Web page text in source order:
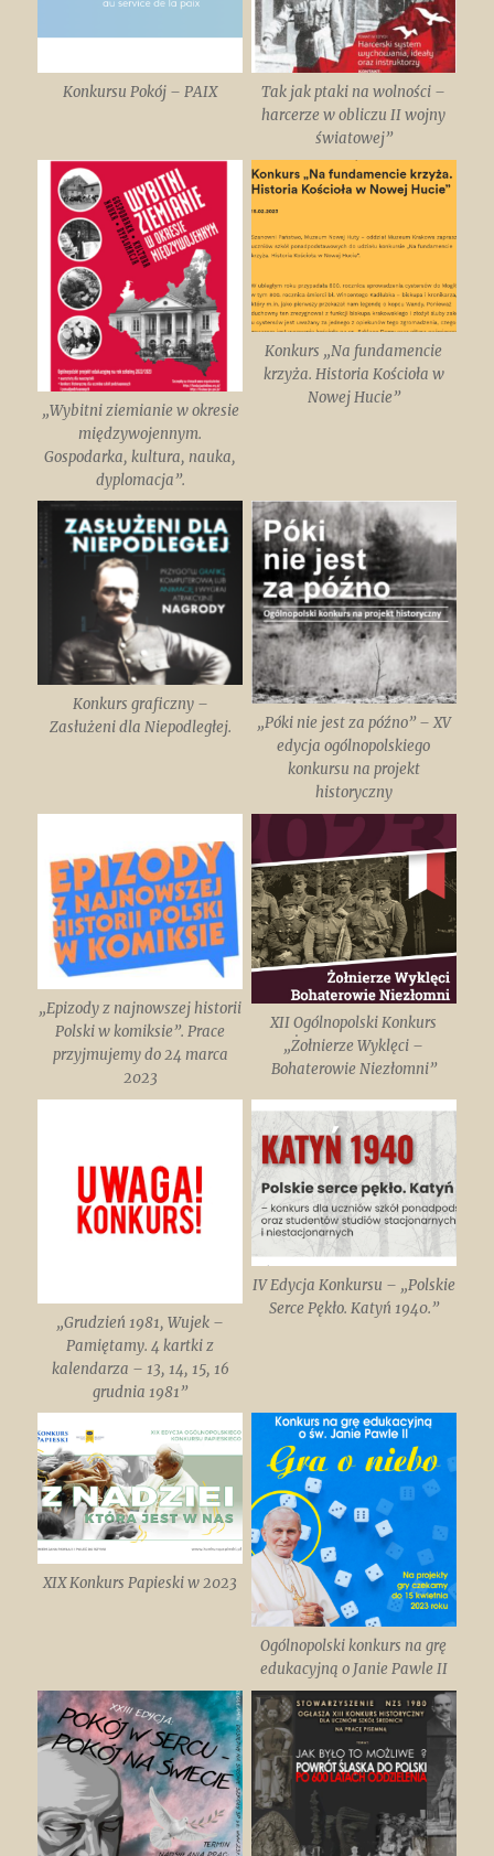
Konkursu Pokój – PAIX
Tak jak ptaki na wolności –
harcerze w obliczu II wojny
światowej”
„Wybitni ziemianie w okresie
międzywojennym.
Gospodarka, kultura, nauka,
dyplomacja”.
Konkurs „Na fundamencie
krzyża. Historia Kościoła w
Nowej Hucie”
Konkurs graficzny –
Zasłużeni dla Niepodległej.
„Póki nie jest za późno” – XV
edycja ogólnopolskiego
konkursu na projekt
historyczny
„Epizody z najnowszej historii
Polski w komiksie”. Prace
przyjmujemy do 24 marca
2023
XII Ogólnopolski Konkurs
„Żołnierze Wyklęci –
Bohaterowie Niezłomni”
„Grudzień 1981, Wujek –
Pamiętamy. 4 kartki z
kalendarza – 13, 14, 15, 16
grudnia 1981”
IV Edycja Konkursu – „Polskie
Serce Pękło. Katyń 1940.”
XIX Konkurs Papieski w 2023
Ogólnopolski konkurs na grę
edukacyjną o Janie Pawle II